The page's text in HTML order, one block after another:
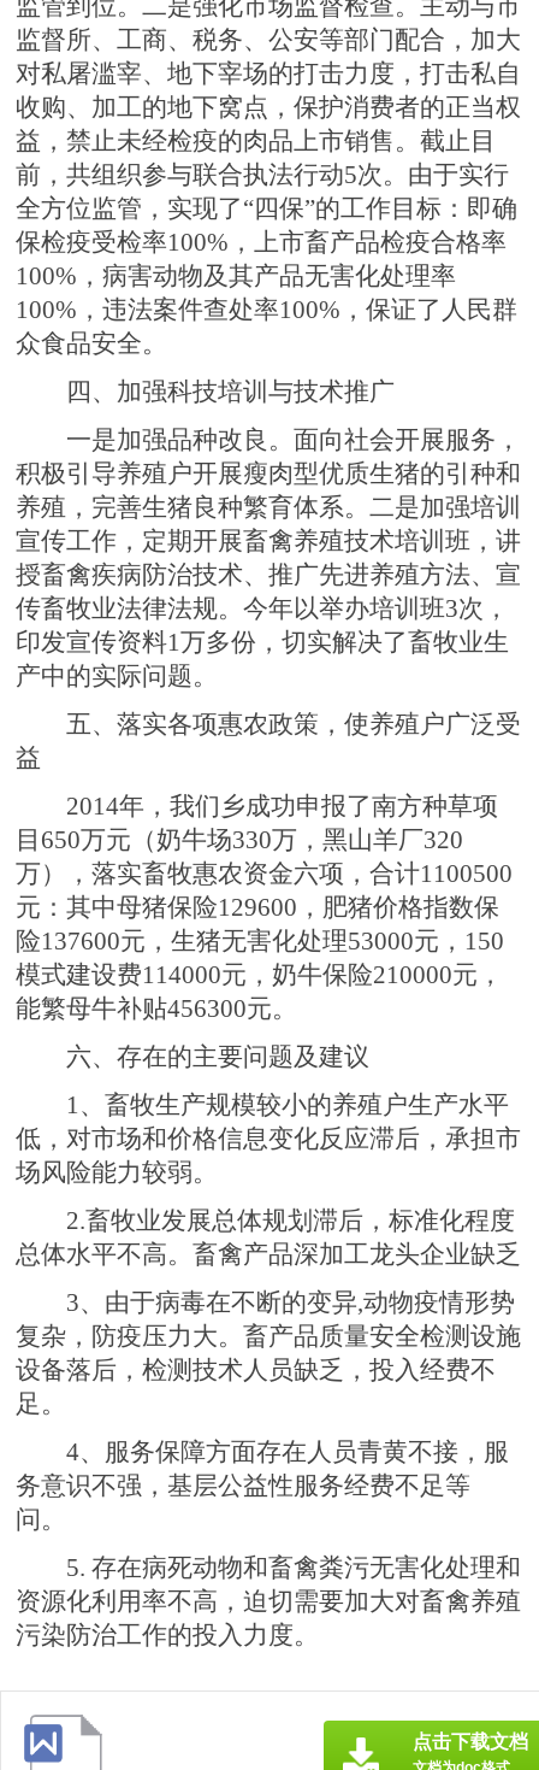
监督所、工商、税务、公安等部门配合，加大
对私屠滥宰、地下宰场的打击力度，打击私自
收购、加工的地下窝点，保护消费者的正当权
益，禁止未经检疫的肉品上市销售。截止目
前，共组织参与联合执法行动5次。由于实行
全方位监管，实现了“四保”的工作目标：即确
保检疫受检率100%，上市畜产品检疫合格率
100%，病害动物及其产品无害化处理率
100%，违法案件查处率100%，保证了人民群
众食品安全。
四、加强科技培训与技术推广
一是加强品种改良。面向社会开展服务，
积极引导养殖户开展瘦肉型优质生猪的引种和
养殖，完善生猪良种繁育体系。二是加强培训
宣传工作，定期开展畜禽养殖技术培训班，讲
授畜禽疾病防治技术、推广先进养殖方法、宣
传畜牧业法律法规。今年以举办培训班3次，
印发宣传资料1万多份，切实解决了畜牧业生
产中的实际问题。
五、落实各项惠农政策，使养殖户广泛受
益
2014年，我们乡成功申报了南方种草项
目650万元（奶牛场330万，黑山羊厂320
万），落实畜牧惠农资金六项，合计1100500
元：其中母猪保险129600，肥猪价格指数保
险137600元，生猪无害化处理53000元，150
模式建设费114000元，奶牛保险210000元，
能繁母牛补贴456300元。
六、存在的主要问题及建议
1、畜牧生产规模较小的养殖户生产水平
低，对市场和价格信息变化反应滞后，承担市
场风险能力较弱。
2.畜牧业发展总体规划滞后，标准化程度
总体水平不高。畜禽产品深加工龙头企业缺乏
3、由于病毒在不断的变异,动物疫情形势
复杂，防疫压力大。畜产品质量安全检测设施
设备落后，检测技术人员缺乏，投入经费不
足。
4、服务保障方面存在人员青黄不接，服
务意识不强，基层公益性服务经费不足等
问。
5. 存在病死动物和畜禽粪污无害化处理和
资源化利用率不高，迫切需要加大对畜禽养殖
污染防治工作的投入力度。
点击下载文档